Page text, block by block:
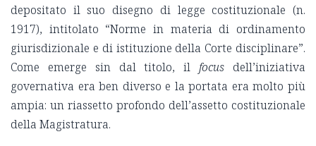
depositato il suo disegno di legge costituzionale (n.
1917), intitolato “Norme in materia di ordinamento
giurisdizionale e di istituzione della Corte disciplinare”.
Come emerge sin dal titolo, ilfocus dell’iniziativa
governativa era ben diverso e la portata era molto più
ampia: un riassetto profondo dell’assetto costituzionale
della Magistratura.